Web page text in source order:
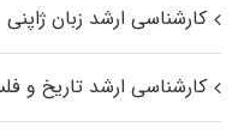
کارشناسی ارشد زبان ژاپنی
کارشناسی ارشد تاریخ و